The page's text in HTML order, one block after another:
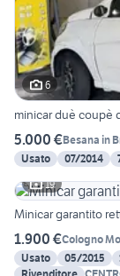
6
minicar duè coupè
5.000 €Besana in
Usato
07/2014
19
Minicar garantito
1.900 €Cologno
Usato
05/2015